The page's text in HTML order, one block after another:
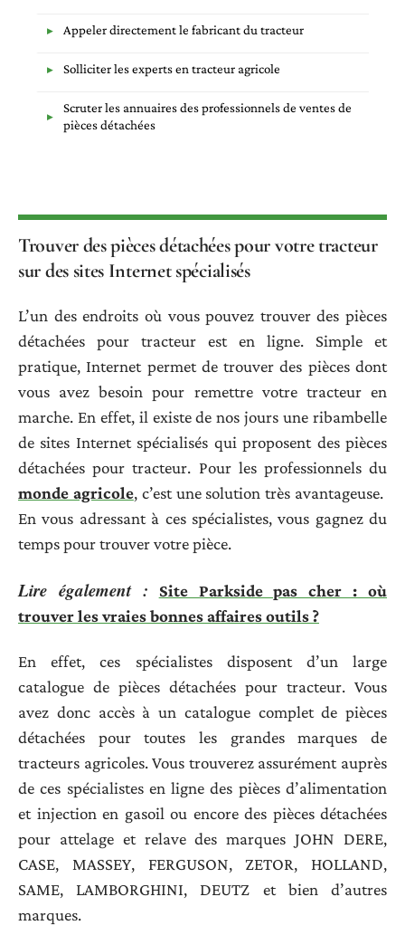
Appeler directement le fabricant du tracteur
Solliciter les experts en tracteur agricole
Scruter les annuaires des professionnels de ventes de
pièces détachées
Trouver des pièces détachées pour votre tracteur
sur des sites Internet spécialisés
L’un des endroits où vous pouvez trouver des pièces
détachées pour tracteur est en ligne. Simple et
pratique, Internet permet de trouver des pièces dont
vous avez besoin pour remettre votre tracteur en
marche. En effet, il existe de nos jours une ribambelle
de sites Internet spécialisés qui proposent des pièces
détachées pour tracteur. Pour les professionnels du
monde agricole, c’est une solution très avantageuse.
En vous adressant à ces spécialistes, vous gagnez du
temps pour trouver votre pièce.
Lire également :
Site Parkside pas cher : où
trouver les vraies bonnes affaires outils ?
En effet, ces spécialistes disposent d’un large
catalogue de pièces détachées pour tracteur. Vous
avez donc accès à un catalogue complet de pièces
détachées pour toutes les grandes marques de
tracteurs agricoles. Vous trouverez assurément auprès
de ces spécialistes en ligne des pièces d’alimentation
et injection en gasoil ou encore des pièces détachées
pour attelage et relave des marques JOHN DERE,
CASE, MASSEY, FERGUSON, ZETOR, HOLLAND,
SAME, LAMBORGHINI, DEUTZ et bien d’autres
marques.